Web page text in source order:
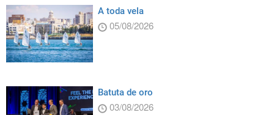
A toda vela
05/08/2026
Batuta de oro
03/08/2026